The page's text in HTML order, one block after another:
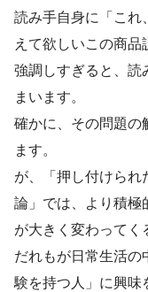
読み手自身に「これ
えて欲しいこの商
強調しすぎると、読
まいます。
確かに、その問題の
ます。
が、「押し付けら
論」では、より積極
が大きく変わってく
だれもが日常生活の
験を持つ人」に興味